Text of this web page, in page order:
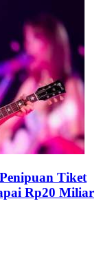
Tiket
Rp20 Miliar